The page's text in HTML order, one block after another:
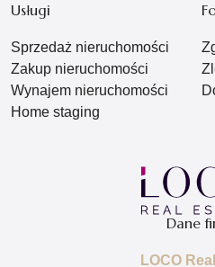
Usługi
Sprzedaż nieruchomości
Zakup nieruchomości
Wynajem nieruchomości
Home staging
Dane
LOCO